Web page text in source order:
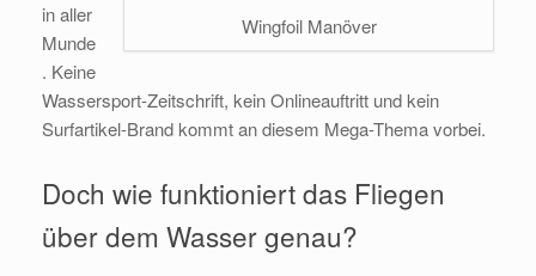
Wingfoil Manöver
in aller
Munde
. Keine
Wassersport-Zeitschrift, kein Onlineauftritt und kein
Surfartikel-Brand kommt an diesem Mega-Thema vorbei.
Doch wie funktioniert das Fliegen
über dem Wasser genau?